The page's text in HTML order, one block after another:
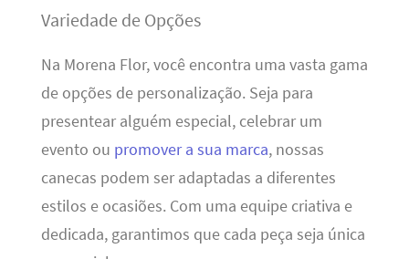
Variedade de Opções
Na Morena Flor, você encontra uma vasta gama
de opções de personalização. Seja para
presentear alguém especial, celebrar um
evento ou promover a sua marca, nossas
canecas podem ser adaptadas a diferentes
estilos e ocasiões. Com uma equipe criativa e
dedicada, garantimos que cada peça seja única